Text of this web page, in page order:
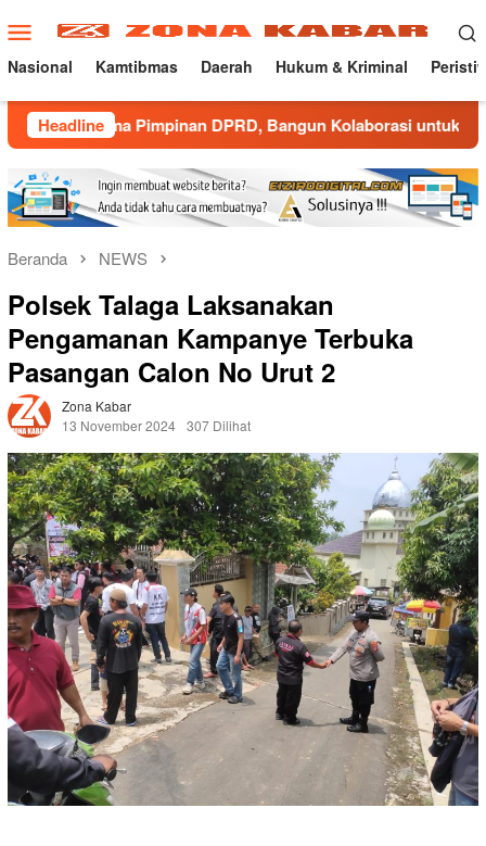
ke
konten
Menu
Mobile
Nasional Kamtibmas Daerah Hukum & Kriminal
Headline
Pimpinan DPRD, Bangun Kolaborasi untuk Majalengka
Beranda NEWS
Polsek Talaga Laksanakan
Pengamanan Kampanye Terbuka
Pasangan Calon No Urut 2
Zona Kabar
13 November 2024 307 Dilihat